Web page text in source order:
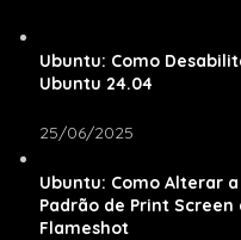
Ubuntu: Como
Ubuntu 24.04
25/06/2025
Ubuntu: Como Alterar
Padrão de Print
Flameshot